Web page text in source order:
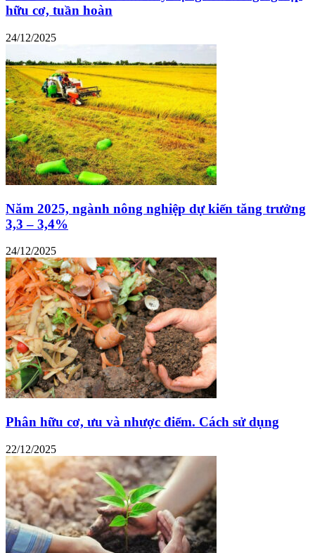
hữu cơ, tuần hoàn
24/12/2025
Năm 2025, ngành nông nghiệp dự kiến tăng trưởng
3,3 – 3,4%
24/12/2025
Phân hữu cơ, ưu và nhược điểm. Cách sử dụng
22/12/2025